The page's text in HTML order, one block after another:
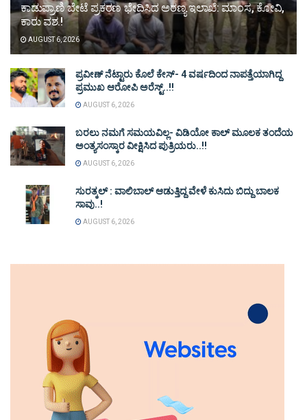
ಕಾಡುಪ್ರಾಣಿ ಬೇಟೆ ಪ್ರಕರಣ ಭೇದಿಸಿದ ಅರಣ್ಯ ಇಲಾಖೆ: ಮಾಂಸ, ಕೋವಿ,
ಕಾರು ವಶ.!
AUGUST 6, 2026
ಪ್ರವೀಣ್ ನೆಟ್ಟಾರು ಕೊಲೆ ಕೇಸ್‌- 4 ವರ್ಷದಿಂದ ನಾಪತ್ತೆಯಾಗಿದ್ದ
ಪ್ರಮುಖ ಆರೋಪಿ ಅರೆಸ್ಟ್‌..!!
AUGUST 6, 2026
ಬರಲು ನಮಗೆ ಸಮಯವಿಲ್ಲ- ವಿಡಿಯೋ ಕಾಲ್ ಮೂಲಕ ತಂದೆಯ
ಅಂತ್ಯಸಂಸ್ಕಾರ ವೀಕ್ಷಿಸಿದ ಪುತ್ರಿಯರು..!!
AUGUST 6, 2026
ಸುರತ್ಕಲ್ : ವಾಲಿಬಾಲ್ ಆಡುತ್ತಿದ್ದ ವೇಳೆ ಕುಸಿದು ಬಿದ್ದು ಬಾಲಕ
ಸಾವು..!
AUGUST 6, 2026